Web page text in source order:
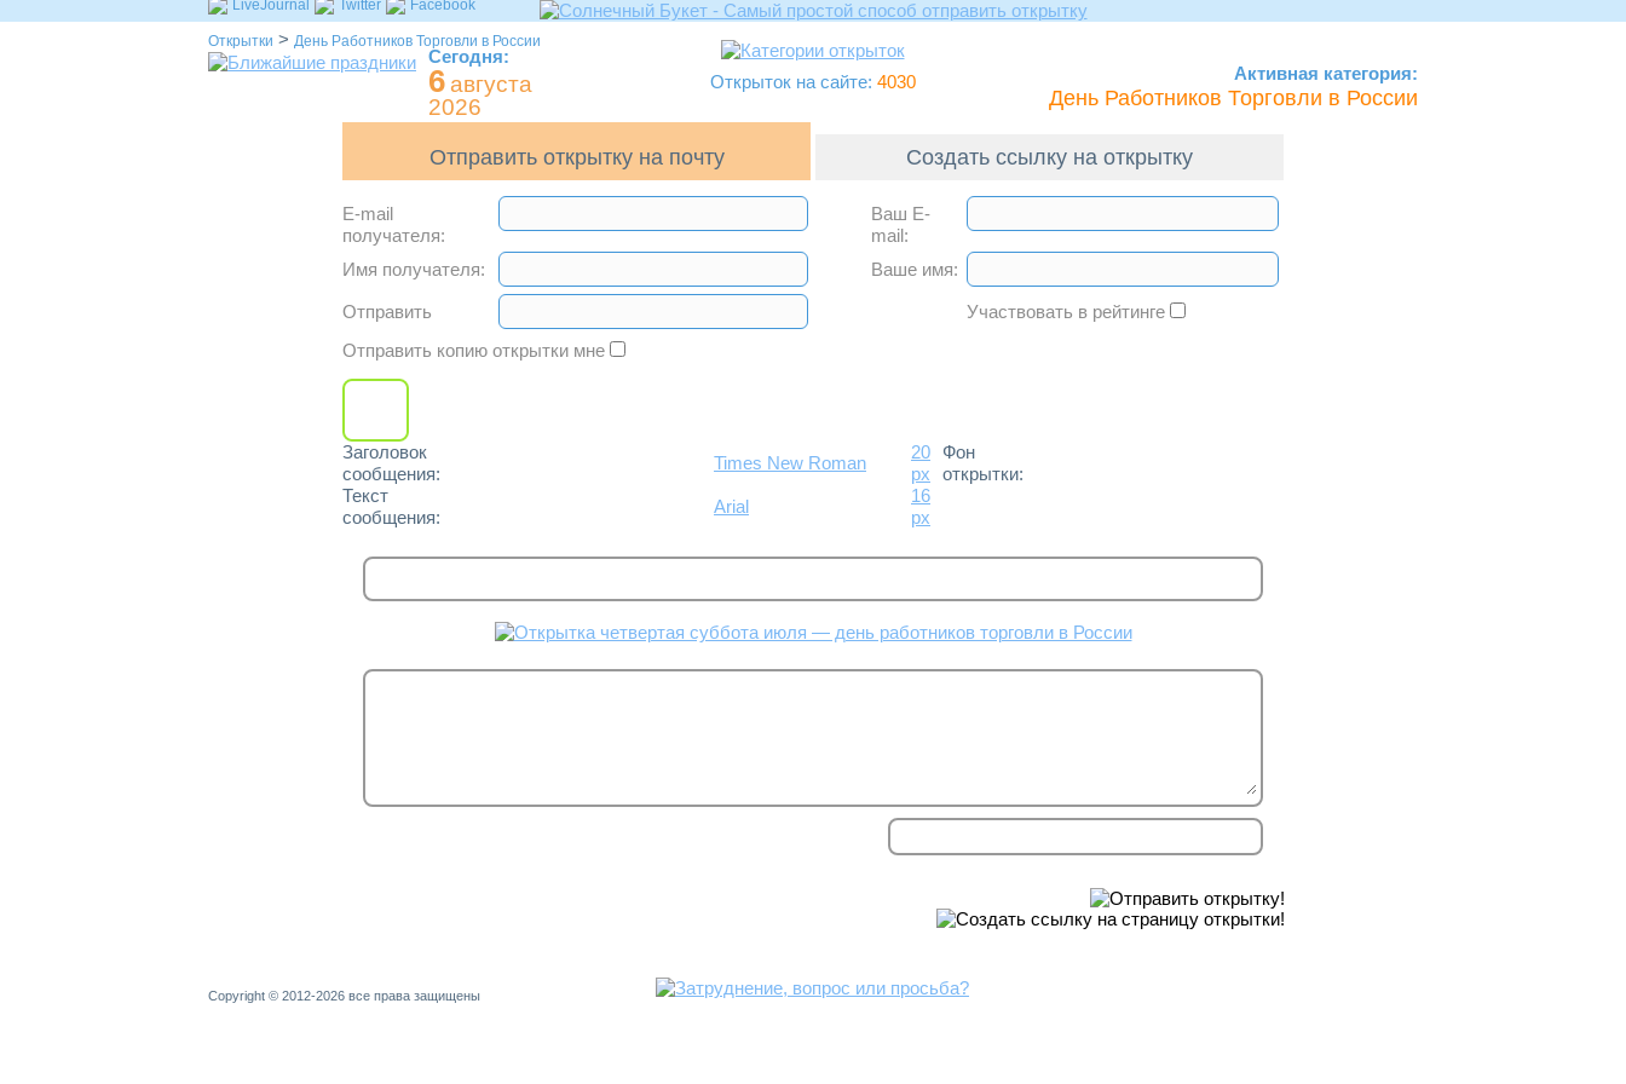
LiveJournal Twitter Facebook
Открытки > День Работников Торговли в России
Сегодня:
6августа
2026
Открыток на сайте: 4030 Активная категория:
День Работников Торговли в России
Отправить открытку на почту Создать ссылку на открытку
E-mail
получателя:
Ваш E-
mail:
Имя получателя:
Ваше имя:
Отправить
Участвовать в рейтинге
Отправить копию открытки мне
Заголовок
сообщения:
Times New Roman
20
px
Фон
открытки:
Текст
сообщения:
Arial
16
px
Copyright © 2012-2026 все права защищены